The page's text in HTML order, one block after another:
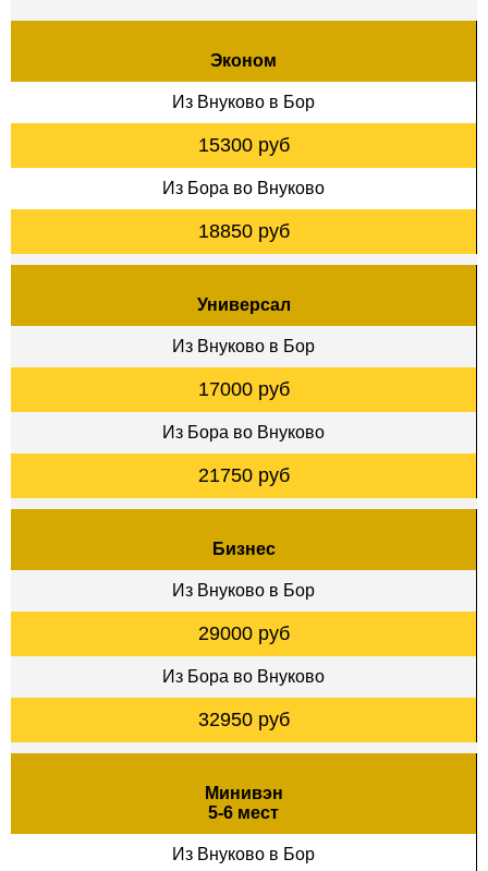
Эконом
Из Внуково в Бор
15300 руб
Из Бора во Внуково
18850 руб
Универсал
Из Внуково в Бор
17000 руб
Из Бора во Внуково
21750 руб
Бизнес
Из Внуково в Бор
29000 руб
Из Бора во Внуково
32950 руб
Минивэн
5-6 мест
Из Внуково в Бор